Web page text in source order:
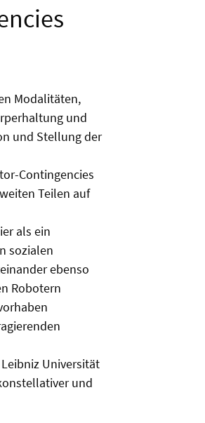
Modalitäten,
und
und Stellung der
Contingencies
Teilen auf
als ein
sozialen
ebenso
Robotern
Universität
und